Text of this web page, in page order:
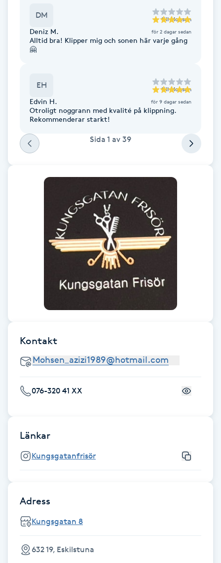
Fransrengöring
Friskvårdsmassage
Frisör
Funktionsanalys
Gellack
Gravidmassage
Gruppträning
Gua Sha-massage
H
Hatha Yoga
Headspa
Healing
DM till Mohsen
Deniz M. för 2 dagar sedan
Alltid bra! Klipper mig och sonen här varje gång
🤗
EH till Mohsen
Edvin H. för 9 dagar sedan
Otroligt noggrann med kvalité på klippning.
Rekommenderar starkt!
Sida 1 av 39
Kontakt
076-320 41 XX
Länkar
Kungsgatanfrisör
Adress
Kungsgatan 8
632 19, Eskilstuna